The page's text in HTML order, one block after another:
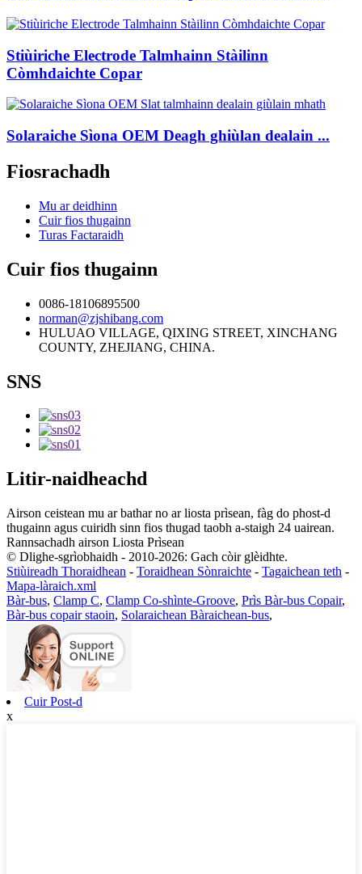
Stiùiriche Electrode Talmhainn Stàilinn
Còmhdaichte Copar
Solaraiche Sìona OEM Deagh ghiùlan dealain ...
Fiosrachadh
Mu ar deidhinn
Cuir fios thugainn
Turas Factaraidh
Cuir fios thugainn
0086-18106895500
norman@zjshibang.com
HULUAO VILLAGE, QIXING STREET, XINCHANG
COUNTY, ZHEJIANG, CHINA.
SNS
Litir-naidheachd
Airson ceistean mu ar bathar no ar liosta prìsean, fàg do phost-d
thugainn agus cuiridh sinn fios thugad taobh a-staigh 24 uairean.
Rannsachadh airson Liosta Prìsean
© Dlighe-sgrìobhaidh - 2010-2026: Gach còir glèidhte.
Stiùireadh Thoraidhean - Toraidhean Sònraichte - Tagaichean teth -
Mapa-làraich.xml
Bàr-bus, Clamp C, Clamp Co-shìnte-Groove, Prìs Bàr-bus Copair,
Bàr-bus copair staoin, Solaraichean Bàraichean-bus,
Cuir Post-d
x